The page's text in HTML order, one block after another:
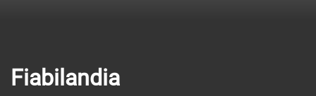
Fiabilandia